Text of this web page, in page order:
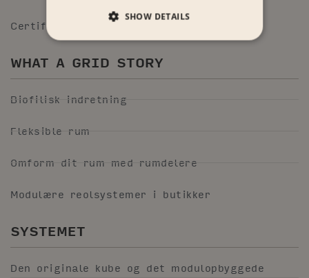
Certifikater
WHAT A GRID STORY
Biofilisk indretning
Fleksible rum
Omform dit rum med rumdelere
Modulære reolsystemer i butikker
SYSTEMET
Den originale kube og det modulopbyggede
SHOW DETAILS